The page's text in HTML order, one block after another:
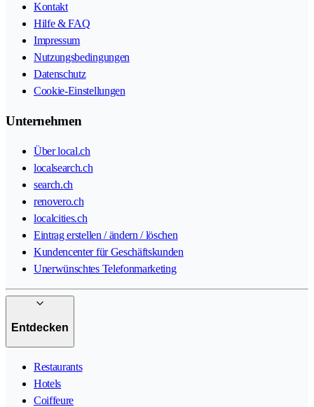
Kontakt
Hilfe & FAQ
Impressum
Nutzungsbedingungen
Datenschutz
Cookie-Einstellungen
Unternehmen
Über local.ch
localsearch.ch
search.ch
renovero.ch
localcities.ch
Eintrag erstellen / ändern / löschen
Kundencenter für Geschäftskunden
Unerwünschtes Telefonmarketing
Entdecken
Restaurants
Hotels
Coiffeure